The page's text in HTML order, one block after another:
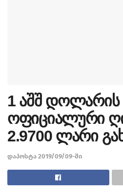
1 აშშ დოლარის
ოფიციალური
2.9700 ლარი
დაპოსტა 2019/09/09-ში